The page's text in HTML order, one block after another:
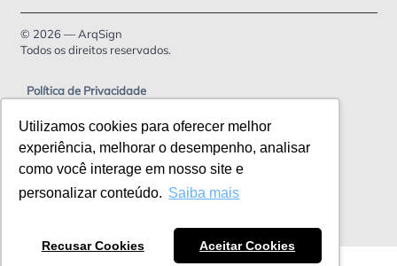
Utilizamos cookies para oferecer melhor
experiência, melhorar o desempenho, analisar
como você interage em nosso site e
personalizar conteúdo. Saiba mais
Recusar Cookies Aceitar Cookies
© 2026 — ArqSign
Todos os direitos reservados.
Política de Privacidade
Termos de serviço